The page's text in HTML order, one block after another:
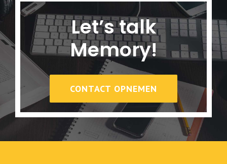
Let’s talk
Memory!
CONTACT OPNEMEN